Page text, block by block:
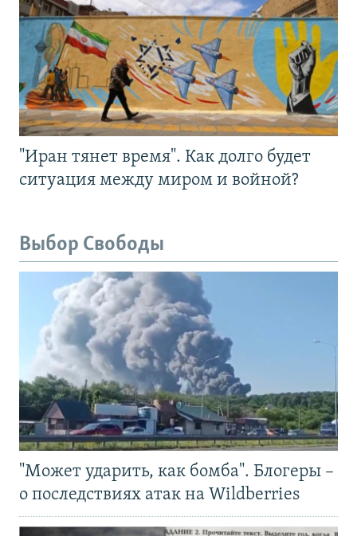
"Иран тянет время". Как долго будет
ситуация между миром и войной?
Выбор Свободы
"Может ударить, как бомба". Блогеры –
о последствиях атак на Wildberries